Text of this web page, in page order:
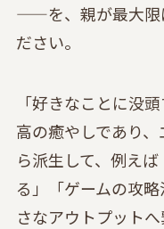
——を、親が最大限
ださい。
「好きなことに没
高の癒やしであり
ら派生して、例え
る」「ゲームの攻
さなアウトプットへ